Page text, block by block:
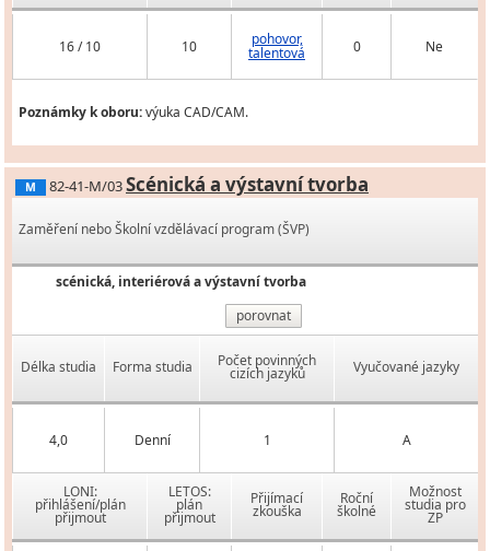
16 / 10 10 pohovor,
talentová 0 Ne
Poznámky k oboru:výuka CAD/CAM.
M 82-41-M/03Scénická a výstavní tvorba
Zaměření nebo Školní vzdělávací program (ŠVP)
scénická, interiérová a výstavní tvorba
porovnat
Délka studia Forma studia Počet povinných
cizích jazyků Vyučované jazyky
4,0 Denní 1 A
LONI:
přihlášení/plán
přijmout
LETOS:
plán
přijmout
Přijímací
zkouška
Roční
školné
Možnost
studia pro
ZP